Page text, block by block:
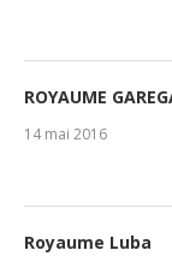
ROYAUME
14 mai 2016
Royaume Luba